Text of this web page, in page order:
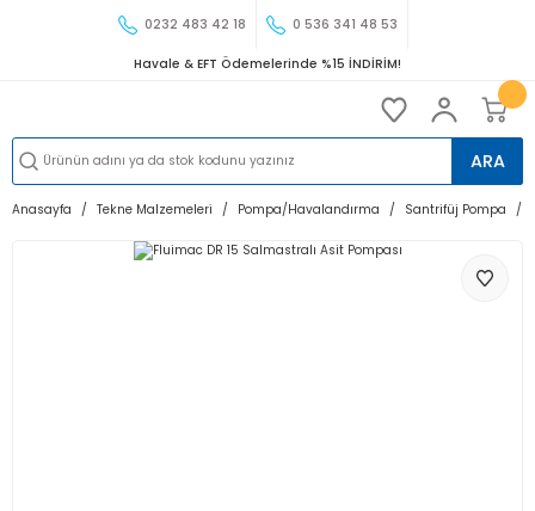
0232 483 42 18 0 536 341 48 53
Havale & EFT Ödemelerinde %15 İNDİRİM!
ARA
Anasayfa Tekne Malzemeleri Pompa/Havalandırma Santrifüj Pompa